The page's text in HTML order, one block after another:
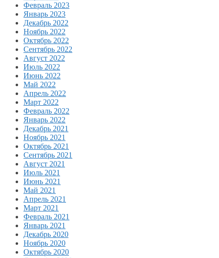
Февраль 2023
Январь 2023
Декабрь 2022
Ноябрь 2022
Октябрь 2022
Сентябрь 2022
Август 2022
Июль 2022
Июнь 2022
Май 2022
Апрель 2022
Март 2022
Февраль 2022
Январь 2022
Декабрь 2021
Ноябрь 2021
Октябрь 2021
Сентябрь 2021
Август 2021
Июль 2021
Июнь 2021
Май 2021
Апрель 2021
Март 2021
Февраль 2021
Январь 2021
Декабрь 2020
Ноябрь 2020
Октябрь 2020